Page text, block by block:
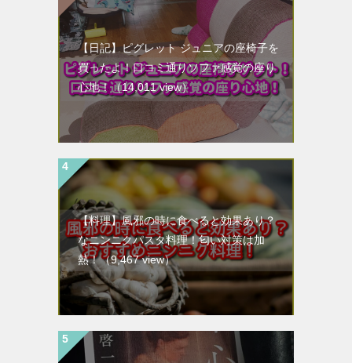
【日記】ピグレット ジュニアの座椅子を
買ったよ！口コミ通りソファ感覚の座り
心地！（14,011 view）
【料理】風邪の時に食べると効果あり？
なニンニクパスタ料理！匂い対策は加
熱！（9,467 view）